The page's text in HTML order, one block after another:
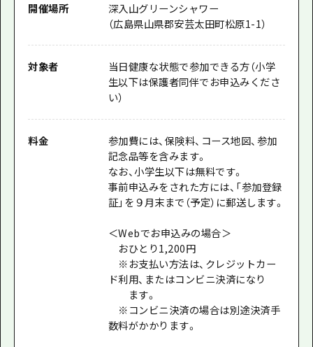
開催場所
深入山グリーンシャワー
（広島県山県郡安芸太田町松原1-1）
対象者
当日健康な状態で参加できる方（小学
生以下は保護者同伴でお申込みくださ
い）
料金
参加費には、保険料、コース地図、参加
記念品等を含みます。
なお、小学生以下は無料です。
事前申込みをされた方には、「参加登録
証」を９月末まで（予定）に郵送します。
＜Webでお申込みの場合＞
おひとり1,200円
※お支払い方法は、クレジットカー
ド利用、またはコンビニ決済になり
ます。
※コンビニ決済の場合は別途決済手
数料がかかります。